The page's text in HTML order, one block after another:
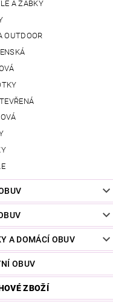
A ŽABKY
OUTDOOR
A DOMÁCÍ OBUV
OBUV
ZBOŽÍ